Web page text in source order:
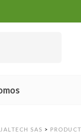
JALTECH SAS >